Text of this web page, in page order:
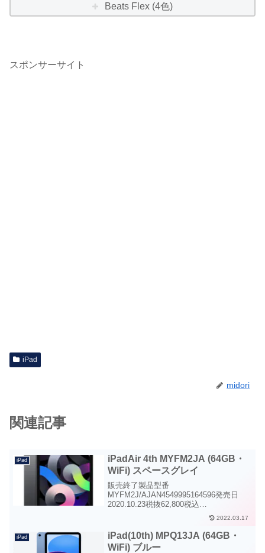
Beats Flex (4色)
スポンサーサイト
iPad
midori
関連記事
iPad
iPadAir 4th MYFM2JA (64GB・
WiFi) スペースグレイ
販売終了製品型番
MYFM2J/AJAN4549995164596発売日
2020.10.23税抜62,800税込
69,080iPadAir4th・WiFi・64GB・スペー
スグレイiPadAir 4th WiFi 64GBiPadシリ
ーズのミ...
2022.03.17
iPad
iPad(10th) MPQ13JA (64GB・
WiFi) ブルー